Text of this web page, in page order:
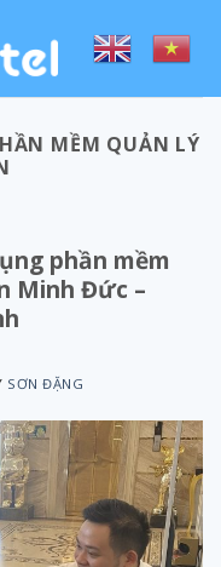
MỀM QUẢN LÝ
phần mềm
Minh Đức –
SƠN ĐẶNG